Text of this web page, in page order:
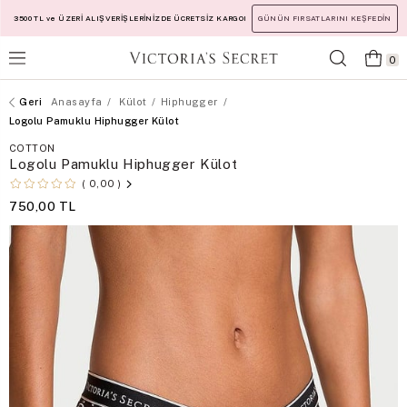
3500 TL ve ÜZERİ ALIŞVERİŞLERİNİZDE ÜCRETSİZ KARGO! GÜNÜN FIRSATLARINI KEŞFEDİN
0
Anasayfa Külot
Hiphugger
Logolu Pamuklu Hiphugger Külot
COTTON
Logolu Pamuklu Hiphugger Külot
0,00
750,00 TL